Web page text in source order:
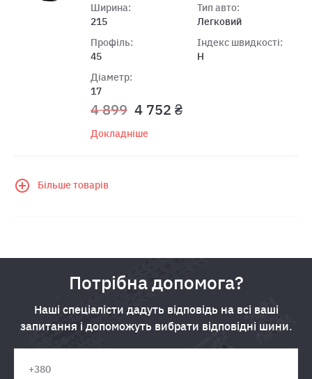
Ширина:
215
Профіль:
45
Діаметр:
17
Тип авто:
Легковий
Індекс швидкості:
H
4 899 4 752 ₴
Докладніше
Більше товарів
Потрібна допомога?
Наші спеціалісти дадуть відповідь на всі ваші
запитання і допоможуть вибрати відповідні шини.